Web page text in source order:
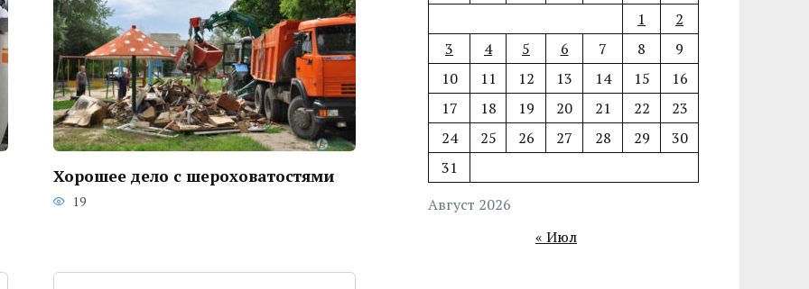
Хорошее дело с шероховатостями
19 Август 2026
1
2
3
4 5 6 7 8
9
10
11 12 13 14 15
16
17
18 19 20 21 22
23
24
25 26 27 28 29
30
31
« Июл